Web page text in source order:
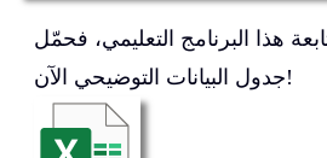
هذا البرنامج التعليمي، فحمّل
جدول البيانات التوضيحي الآن!